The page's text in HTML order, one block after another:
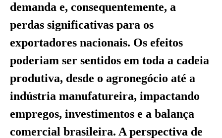
demanda e, consequentemente, a
perdas significativas para os
exportadores nacionais. Os efeitos
poderiam ser sentidos em toda a cadeia
produtiva, desde o agronegócio até a
indústria manufatureira, impactando
empregos, investimentos e a balança
comercial brasileira. A perspectiva de